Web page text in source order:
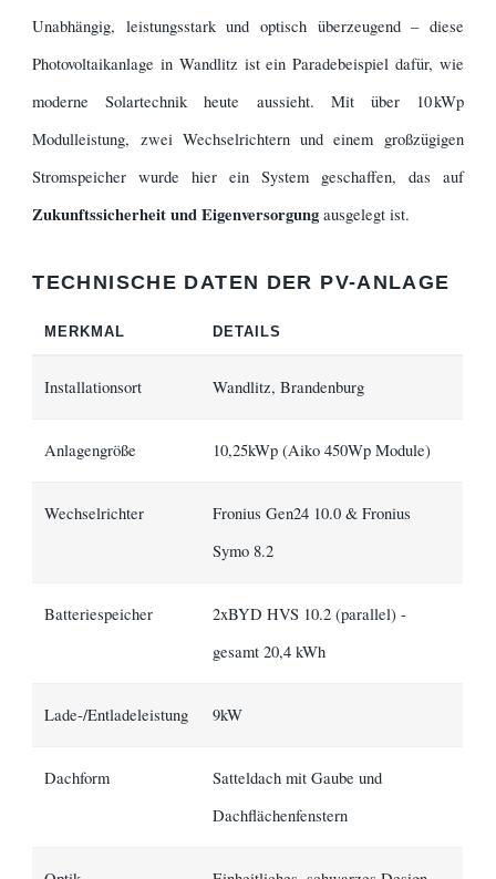
Unabhängig, leistungsstark und optisch überzeugend – diese
Photovoltaikanlage in Wandlitz ist ein Paradebeispiel dafür, wie
moderne Solartechnik heute aussieht. Mit über 10 kWp
Modulleistung, zwei Wechselrichtern und einem großzügigen
Stromspeicher wurde hier ein System geschaffen, das auf
Zukunftssicherheit und Eigenversorgung ausgelegt ist.
TECHNISCHE DATEN DER PV-ANLAGE
MERKMAL DETAILS
Installationsort Wandlitz, Brandenburg
Anlagengröße 10,25kWp (Aiko 450Wp Module)
Wechselrichter
Fronius Gen24 10.0 & Fronius
Symo 8.2
Batteriespeicher
2xBYD HVS 10.2 (parallel) -
gesamt 20,4 kWh
Lade-/Entladeleistung 9kW
Dachform
Satteldach mit Gaube und
Dachflächenfenstern